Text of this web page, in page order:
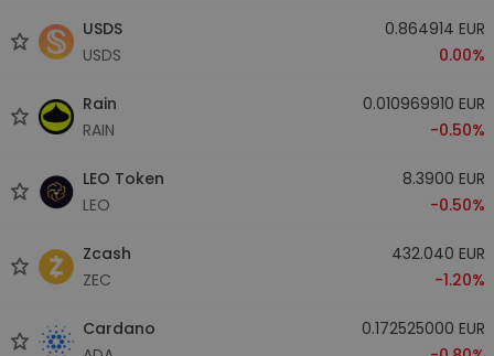
USDS
USDS
0.864914 EUR
0.00%
Rain
RAIN
0.010969910 EUR
-0.50%
LEO Token
LEO
8.3900 EUR
-0.50%
Zcash
ZEC
432.040 EUR
-1.20%
Cardano
0.172525000 EUR